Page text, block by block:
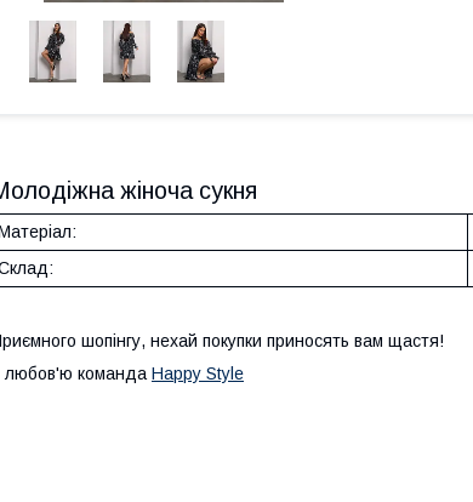
жіноча сукня
шопінгу, нехай покупки приносять вам щастя!
любов'ю команда Happy Style